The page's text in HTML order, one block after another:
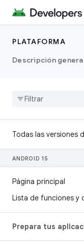
PLATAFORMA
Descripción
Todas las versiones
ANDROID 15
Página principal
Lista de funciones y
Prepara tus